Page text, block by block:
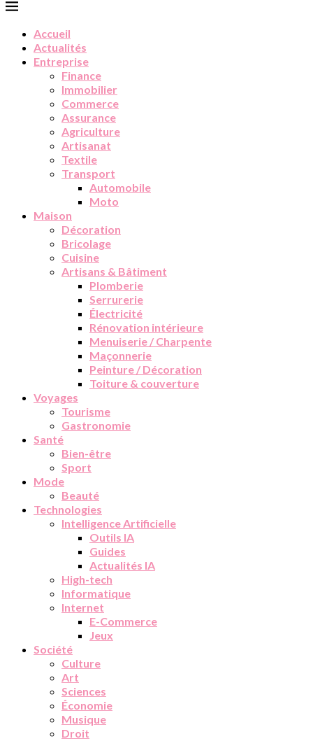
Accueil
Actualités
Entreprise
Finance
Immobilier
Commerce
Assurance
Agriculture
Artisanat
Textile
Transport
Automobile
Moto
Maison
Décoration
Bricolage
Cuisine
Artisans & Bâtiment
Plomberie
Serrurerie
Électricité
Rénovation intérieure
Menuiserie / Charpente
Maçonnerie
Peinture / Décoration
Toiture & couverture
Voyages
Tourisme
Gastronomie
Santé
Bien-être
Sport
Mode
Beauté
Technologies
Intelligence Artificielle
Outils IA
Guides
Actualités IA
High-tech
Informatique
Internet
E-Commerce
Jeux
Société
Culture
Art
Sciences
Économie
Musique
Droit